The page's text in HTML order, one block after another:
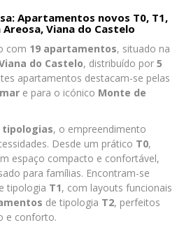
Apartamentos novos T0, T1,
Viana do Castelo
com 19 apartamentos, situado na
do Castelo, distribuído por 5
apartamentos destacam-se pelas
e para o icónico Monte de
tipologias, o empreendimento
Desde um prático T0,
espaço compacto e confortável,
para famílias. Encontram-se
tipologia T1, com layouts funcionais
de tipologia T2, perfeitos
e conforto.